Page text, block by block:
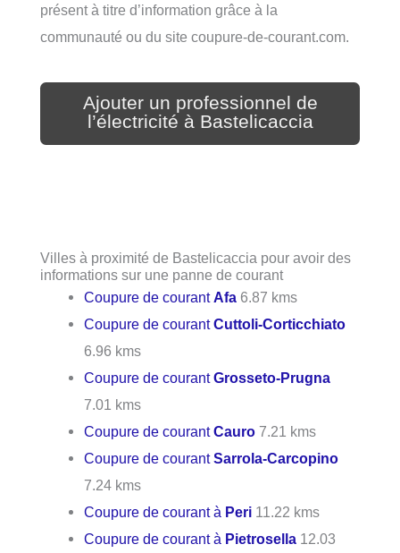
présent à titre d’information grâce à la
communauté ou du site coupure-de-courant.com.
Ajouter un professionnel de
l’électricité à Bastelicaccia
Villes à proximité de Bastelicaccia pour avoir des
informations sur une panne de courant
Coupure de courant Afa 6.87 kms
Coupure de courantCuttoli-Corticchiato
6.96 kms
Coupure de courantGrosseto-Prugna
7.01 kms
Coupure de courantCauro 7.21 kms
Coupure de courantSarrola-Carcopino
7.24 kms
Coupure de courant à Peri 11.22 kms
Coupure de courant à Pietrosella 12.03